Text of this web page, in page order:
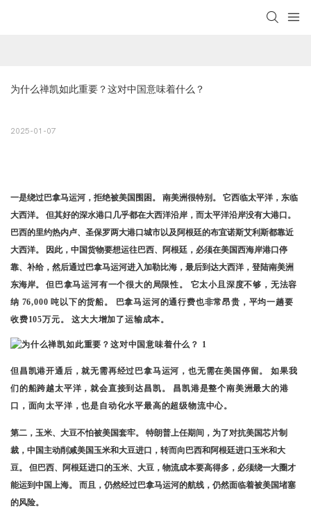
为什么禅凯如此重要？这对中国意味着什么？
2025-01-07
一是绕过巴拿马运河，拒绝被美国围困。 南美洲很特别。 它西临太平洋，东临
大西洋。 但其好的深水港口几乎都在大西洋沿岸，而太平洋沿岸没有大港口。
巴西的里约热内卢、圣保罗两大港口城市以及阿根廷的布宜诺斯艾利斯都靠近
大西洋。 因此，中国货物要想运往巴西、阿根廷，必须在美国西海岸港口停
靠、补给，然后通过巴拿马运河进入加勒比海，最后到达大西洋，登陆南美洲
东海岸。 但巴拿马运河有一个很大的局限性。 它太小且深度不够，无法容
纳 76,000 吨以下的货船。 巴拿马运河的通行费也非常昂贵，平均一趟要
收费105万元。 这大大增加了运输成本。
但昌凯港开通后，就无需再经过巴拿马运河，也无需在美国停留。 如果我
们的船跨越太平洋，就会直接到达昌凯。 昌凯港是整个南美洲最大的港
口，面向太平洋，也是自动化水平最高的超级物流中心。
第二，玉米、大豆不怕被美国套牢。 特朗普上任期间，为了对抗美国芯片制
裁，中国主动削减美国玉米和大豆进口，转而向巴西和阿根廷进口玉米和大
豆。 但巴西、阿根廷进口的玉米、大豆，物流成本要高得多，必须绕一大圈才
能运到中国上海。 而且，仍然经过巴拿马运河的航线，仍然面临着被美国堵塞
的风险。